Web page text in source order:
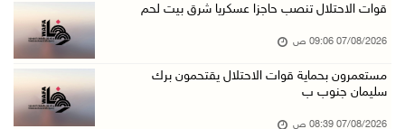
الطقس: أجواء صافية صيفية والحرارة حول معدلها ...
07/آب/2026 08:15 ص
تواصل انتهاكات الاحتلال والمستعمرين: اعتقالات ...
06/آب/2026 11:53 م
قوات الاحتلال تنصب حاجزا عسكريا شرق بيت لحم
07/08/2026 09:06 ص
مستعمرون بحماية قوات الاحتلال يقتحمون برك
سليمان جنوب ب
07/08/2026 08:39 ص